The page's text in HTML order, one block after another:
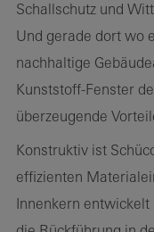
Schallschutz und
Und gerade dort wo
nachhaltige
Kunststoff-Fenster
überzeugende
Konstruktiv ist
effizienten
Innenkern